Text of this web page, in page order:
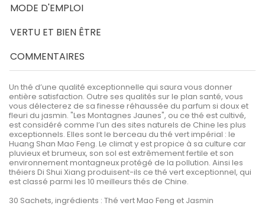
MODE D'EMPLOI
VERTU ET BIEN ÊTRE
COMMENTAIRES
Un thé d’une qualité exceptionnelle qui saura vous donner
entière satisfaction. Outre ses qualités sur le plan santé, vous
vous délecterez de sa finesse réhaussée du parfum si doux et
fleuri du jasmin. "Les Montagnes Jaunes", ou ce thé est cultivé,
est considéré comme l’un des sites naturels de Chine les plus
exceptionnels. Elles sont le berceau du thé vert impérial : le
Huang Shan Mao Feng. Le climat y est propice à sa culture car
pluvieux et brumeux, son sol est extrêmement fertile et son
environnement montagneux protégé de la pollution. Ainsi les
théiers Di Shui Xiang produisent-ils ce thé vert exceptionnel, qui
est classé parmi les 10 meilleurs thés de Chine.
30 Sachets, ingrédients : Thé vert Mao Feng et Jasmin